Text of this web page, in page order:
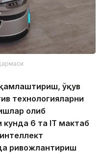
ўқув
технологияларни
олиб
кунда 6 та IТ мактаб
ривожлантириш